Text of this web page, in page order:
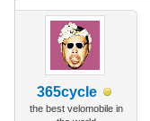
365cycle
the best velomobile in